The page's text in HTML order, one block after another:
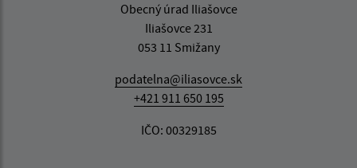
Obecný úrad Iliašovce
Iliašovce 231
053 11 Smižany
podatelna@iliasovce.sk
+421 911 650 195
IČO: 00329185